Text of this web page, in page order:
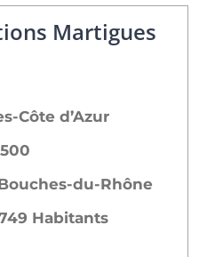
Martigues
Côte d’Azur
du-Rhône
Habitants